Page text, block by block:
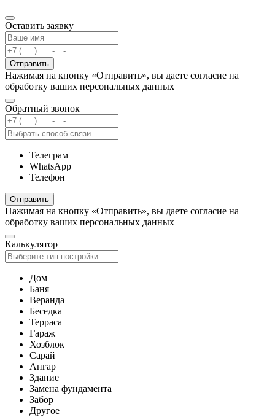
Оставить заявку
Отправить
Нажимая на кнопку «Отправить», вы даете согласие на
обработку ваших персональных данных
Обратный звонок
Телеграм
WhatsApp
Телефон
Отправить
Нажимая на кнопку «Отправить», вы даете согласие на
обработку ваших персональных данных
Калькулятор
Дом
Баня
Веранда
Беседка
Терраса
Гараж
Хозблок
Сарай
Ангар
Здание
Замена фундамента
Забор
Другое